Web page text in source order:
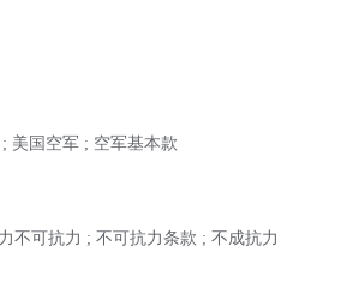
美国空军 ; 空军基本款
不可抗力 ; 不可抗力条款 ; 不成抗力